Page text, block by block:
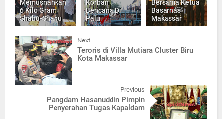
Memusnahkan
6 Kilo Gram
Shabu-Shabu
Korban
Bencana Di
Palu
Bersama Ketua
Basarnas
Makassar
Next
Teroris di Villa Mutiara Cluster Biru
Kota Makassar
Previous
Pangdam Hasanuddin Pimpin
Penyerahan Tugas Kapaldam